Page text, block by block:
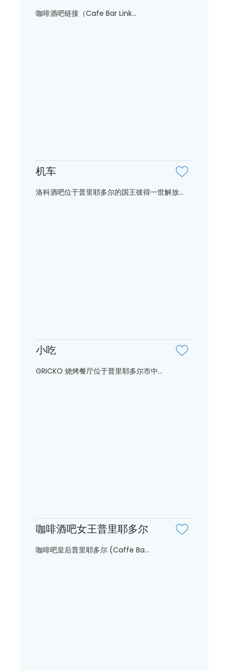
咖啡酒吧链接（Cafe Bar Link...
机车
洛科酒吧位于普里耶多尔的国王彼得一世解放...
小吃
GRICKO 烧烤餐厅位于普里耶多尔市中...
咖啡酒吧女王普里耶多尔
咖啡吧皇后普里耶多尔 (Caffe Ba...